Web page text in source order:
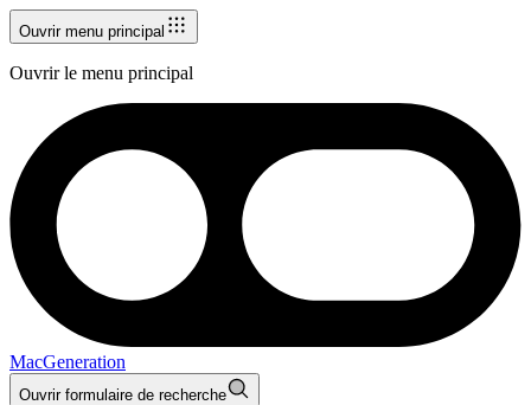
Ouvrir menu principal
Ouvrir le menu principal
MacGeneration
Ouvrir formulaire de recherche